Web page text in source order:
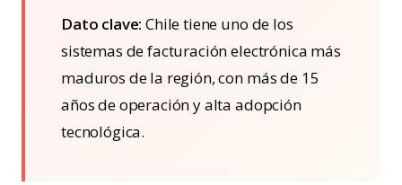
Dato clave: Chile tiene uno de los
sistemas de facturación electrónica más
maduros de la región, con más de 15
años de operación y alta adopción
tecnológica.